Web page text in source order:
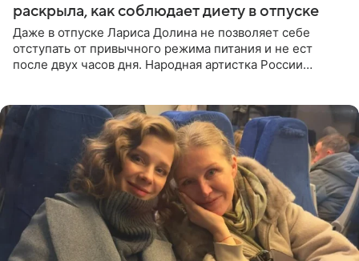
раскрыла, как соблюдает диету в отпуске
Даже в отпуске Лариса Долина не позволяет себе
отступать от привычного режима питания и не ест
после двух часов дня. Народная артистка России